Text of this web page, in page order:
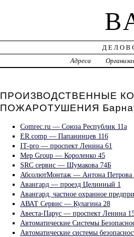
Адреса
ПРОИЗВОДСТВЕННЫЕ
ПОЖАРОТУШЕНИЯ
Comrec.ru — Союза Республик 11а
ER.comp — Папанинцев 116
IT-pro — проспект Ленина 61
Mep Group — Короленко 45
SRC сервис — Шумакова 74Б
АбсолютМонтаж — Антона Петрова
Авангард — проезд Целинный 1
Авангард, частное охранное
АВАТ Сервис — Кулагина 28
Авеста-Парус — проспект Ленина
Автоматические Системы
Автоматические системы